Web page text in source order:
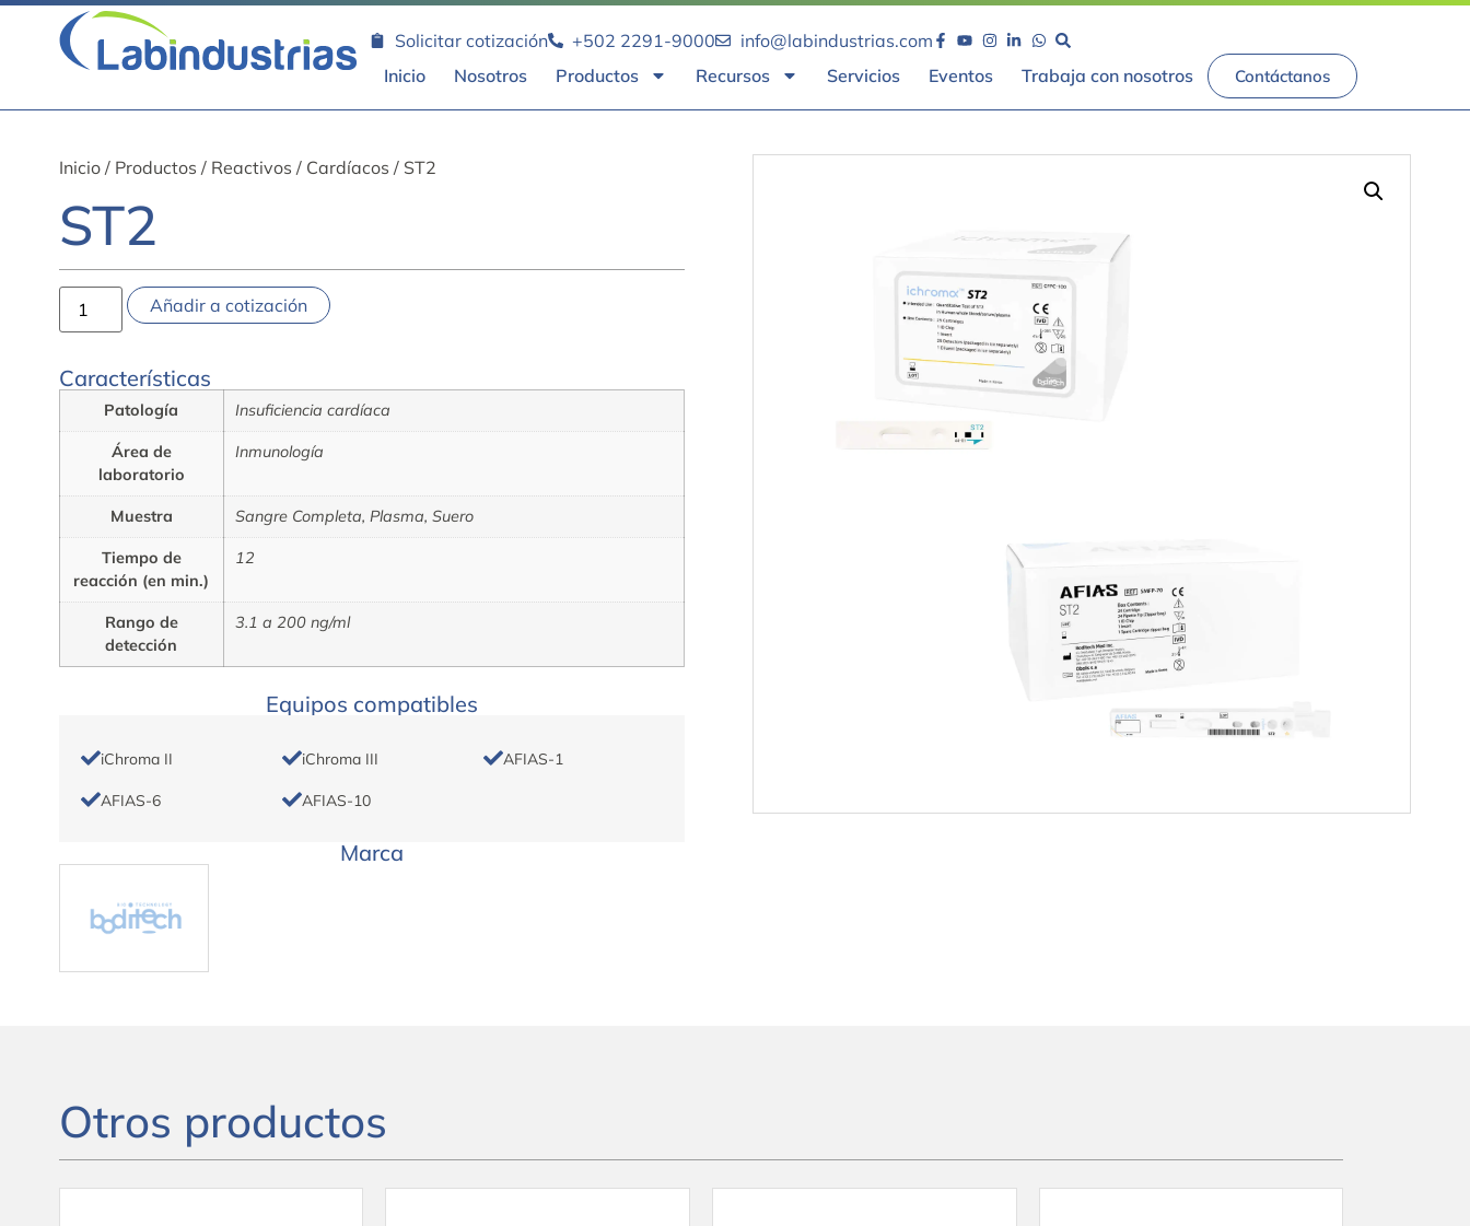
Solicitar cotización +502 2291-9000
info@labindustrias.com
Inicio
Nosotros Productos Recursos Servicios Eventos Trabaja con nosotros Contáctanos
Inicio/ Productos / Reactivos / Cardíacos / ST2
ST2
Añadir a cotización
Características
Patología Insuficiencia cardíaca
Área de
laboratorio
Inmunología
Muestra Sangre Completa, Plasma, Suero
Tiempo de
reacción (en min.)
12
Rango de
detección
3.1 a 200 ng/ml
Equipos compatibles
iChroma II iChroma III AFIAS-1
AFIAS-6 AFIAS-10
Marca
Otros productos